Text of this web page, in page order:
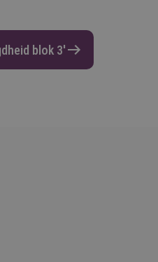
blok 3'